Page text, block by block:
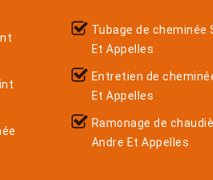
Tubage de cheminée
Et Appelles
Entretien de
Et Appelles
Ramonage de
Andre Et Appelles